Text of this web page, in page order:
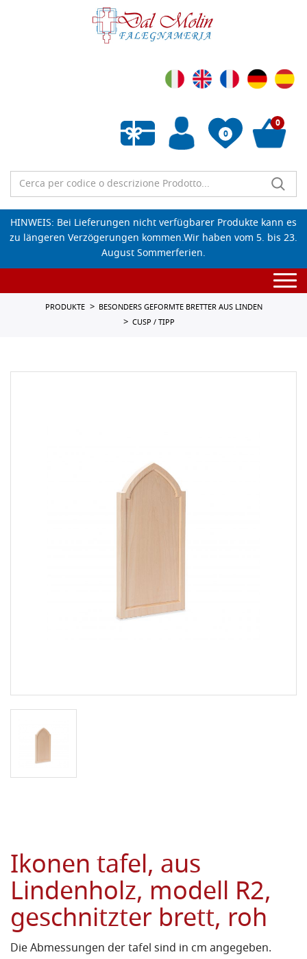
0
Wunschliste leeren
0
HINWEIS: Bei Lieferungen nicht verfügbarer Produkte kann es
zu längeren Verzögerungen kommen.Wir haben vom 5. bis 23.
August Sommerferien.
PRODUKTE
BESONDERS GEFORMTE BRETTER AUS LINDEN
CUSP / TIPP
Ikonen tafel, aus
Lindenholz, modell R2,
geschnitzter brett, roh
Die Abmessungen der tafel sind in cm angegeben.